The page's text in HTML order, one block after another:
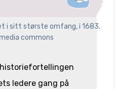
commons
ledere gang på